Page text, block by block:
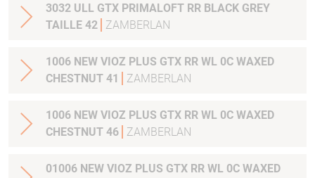
3032 ULL GTX PRIMALOFT RR BLACK GREY
TAILLE 42
ZAMBERLAN
1006 NEW VIOZ PLUS GTX RR WL 0C WAXED
CHESTNUT 41
ZAMBERLAN
1006 NEW VIOZ PLUS GTX RR WL 0C WAXED
CHESTNUT 46
ZAMBERLAN
01006 NEW VIOZ PLUS GTX RR WL 0C WAXED